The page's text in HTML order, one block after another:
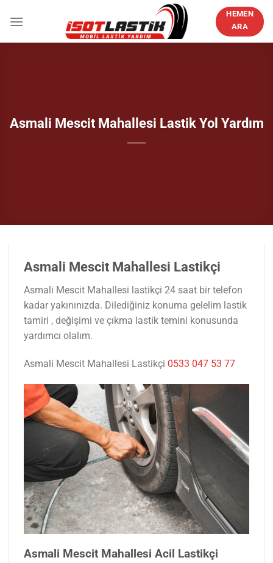
atla
HEMEN
ARA
Asmali Mescit Mahallesi Lastik Yol Yardım
Asmali Mescit Mahallesi Lastikçi
Asmali Mescit Mahallesi lastikçi 24 saat bir telefon
kadar yakınınızda. Dilediğiniz konuma gelelim lastik
tamiri , değişimi ve çıkma lastik temini konusunda
yardımcı olalım.
Asmali Mescit Mahallesi Lastikçi 0533 047 53 77
Asmali Mescit Mahallesi Acil Lastikçi